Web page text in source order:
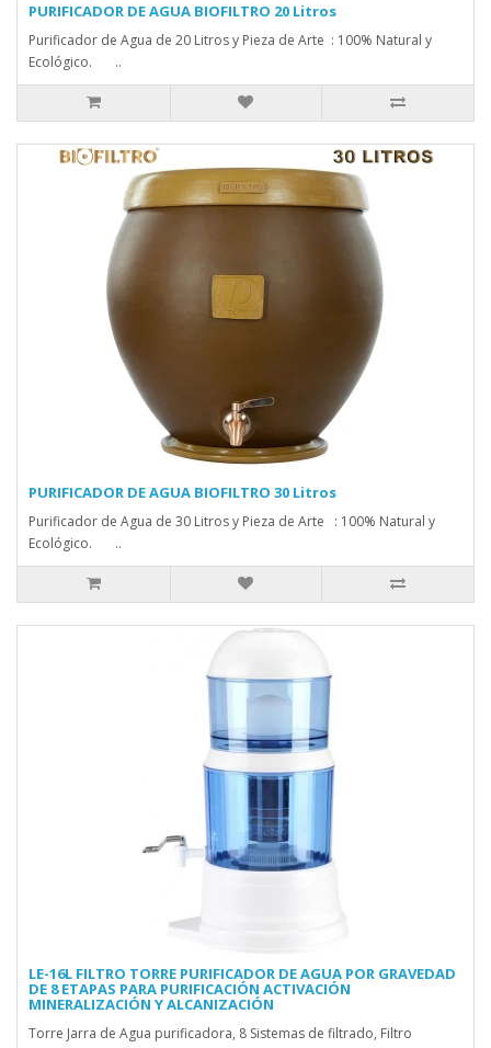
PURIFICADOR DE AGUA BIOFILTRO 20 Litros
Purificador de Agua de 20 Litros y Pieza de Arte : 100% Natural y
Ecológico. ..
PURIFICADOR DE AGUA BIOFILTRO 30 Litros
Purificador de Agua de 30 Litros y Pieza de Arte : 100% Natural y
Ecológico. ..
LE-16L FILTRO TORRE PURIFICADOR DE AGUA POR GRAVEDAD
DE 8 ETAPAS PARA PURIFICACIÓN ACTIVACIÓN
MINERALIZACIÓN Y ALCANIZACIÓN
Torre Jarra de Agua purificadora, 8 Sistemas de filtrado, Filtro